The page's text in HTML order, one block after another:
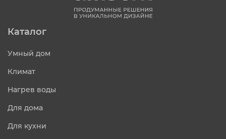
Каталог
Умный дом
Климат
Нагрев воды
Для дома
Для кухни